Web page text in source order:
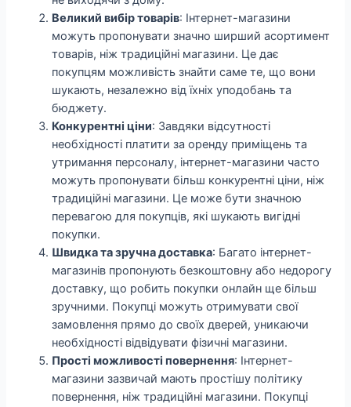
Великий вибір товарів: Інтернет-магазини
можуть пропонувати значно ширший асортимент
товарів, ніж традиційні магазини. Це дає
покупцям можливість знайти саме те, що вони
шукають, незалежно від їхніх уподобань та
бюджету.
Конкурентні ціни: Завдяки відсутності
необхідності платити за оренду приміщень та
утримання персоналу, інтернет-магазини часто
можуть пропонувати більш конкурентні ціни, ніж
традиційні магазини. Це може бути значною
перевагою для покупців, які шукають вигідні
покупки.
Швидка та зручна доставка: Багато інтернет-
магазинів пропонують безкоштовну або недорогу
доставку, що робить покупки онлайн ще більш
зручними. Покупці можуть отримувати свої
замовлення прямо до своїх дверей, уникаючи
необхідності відвідувати фізичні магазини.
Прості можливості повернення: Інтернет-
магазини зазвичай мають простішу політику
повернення, ніж традиційні магазини. Покупці